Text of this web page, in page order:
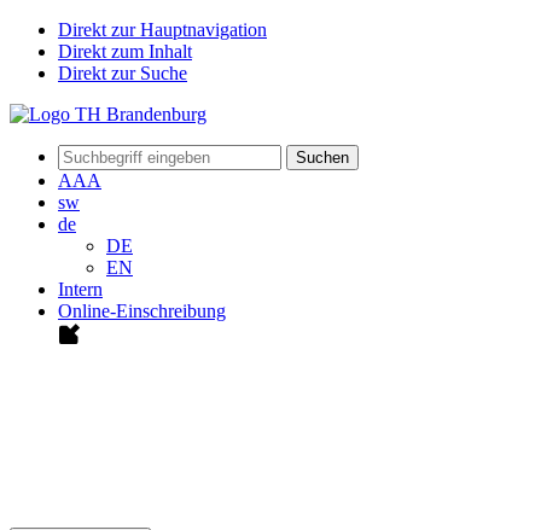
Direkt zur Hauptnavigation
Direkt zum Inhalt
Direkt zur Suche
Suchen
AAA
sw
de
DE
EN
Intern
Online-Einschreibung